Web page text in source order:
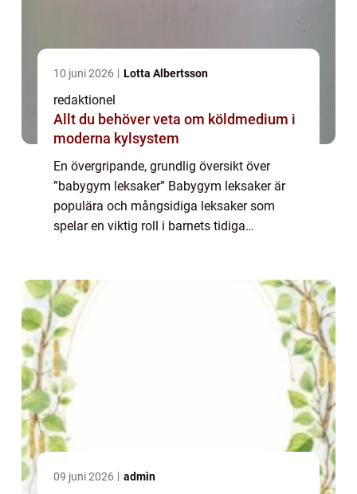
10 juni 2026 Lotta Albertsson
redaktionel
Allt du behöver veta om köldmedium i
moderna kylsystem
En övergripande, grundlig översikt över
”babygym leksaker” Babygym leksaker är
populära och mångsidiga leksaker som
spelar en viktig roll i barnets tidiga
09 juni 2026 admin